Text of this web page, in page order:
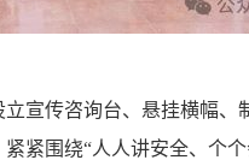
宣传咨询台、悬挂横幅
紧围绕“人人讲安全、